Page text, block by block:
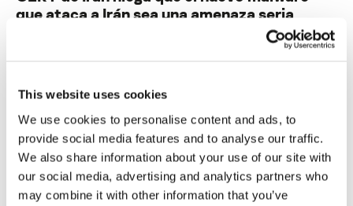
This website uses cookies
We use cookies to personalise content and ads, to
provide social media features and to analyse our traffic.
We also share information about your use of our site with
our social media, advertising and analytics partners who
may combine it with other information that you’ve
que ataca a Irán sea una amenaza seria
Su dirección de correo electrónico no será publicada. Los
Nombre* Correo electrónico *